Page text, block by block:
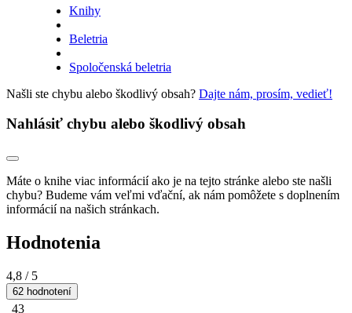
Knihy
Beletria
Spoločenská beletria
Našli ste chybu alebo škodlivý obsah? Dajte nám, prosím, vedieť!
Nahlásiť chybu alebo škodlivý obsah
Máte o knihe viac informácií ako je na tejto stránke alebo ste našli
chybu? Budeme vám veľmi vďační, ak nám pomôžete s doplnením
informácií na našich stránkach.
Hodnotenia
4,8 / 5
62 hodnotení
43